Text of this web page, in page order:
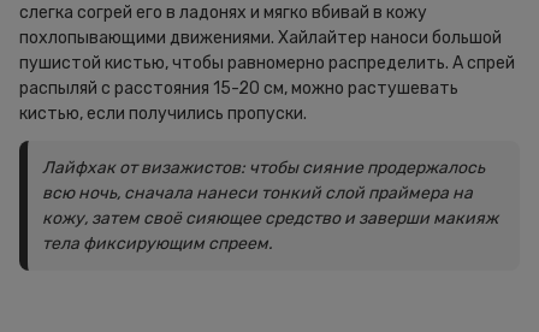
слегка согрей его в ладонях и мягко вбивай в кожу
похлопывающими движениями. Хайлайтер наноси большой
пушистой кистью, чтобы равномерно распределить. А спрей
распыляй с расстояния 15-20 см, можно растушевать
кистью, если получились пропуски.
Лайфхак от визажистов: чтобы сияние продержалось
всю ночь, сначала нанеси тонкий слой праймера на
кожу, затем своё сияющее средство и заверши макияж
тела фиксирующим спреем.